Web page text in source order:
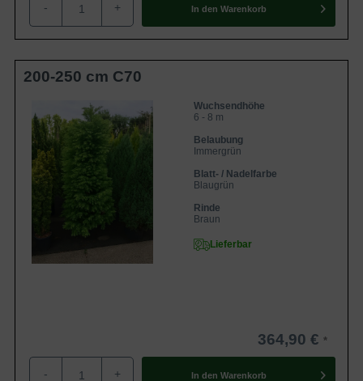
- + In den Warenkorb
200-250 cm C70
Wuchsendhöhe
6 - 8 m
Belaubung
Immergrün
Blatt- / Nadelfarbe
Blaugrün
Rinde
Braun
Lieferbar
364,90 €
- + In den Warenkorb